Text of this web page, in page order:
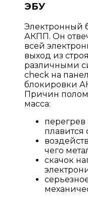
ЭБУ
Электронный
АКПП. Он
всей
выход из
различными
check на
блокировки
Причин
масса:
перегрев
чего
скачок